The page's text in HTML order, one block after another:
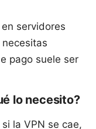
servidores
pago suele ser
lo necesito?
la VPN se cae,